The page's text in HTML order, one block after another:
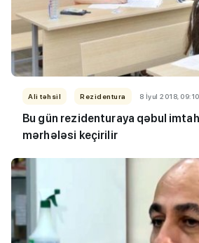
Ali təhsil Rezidentura 8 İyul 2018, 09:10
Bu gün rezidenturaya qəbul
mərhələsi keçirilir